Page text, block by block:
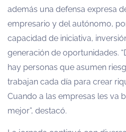
además una defensa expresa
empresario y del autónomo,
capacidad de iniciativa,
generación de oportunidades.
hay personas que asumen
trabajan cada día para crear
Cuando a las empresas les va
mejor”, destacó.